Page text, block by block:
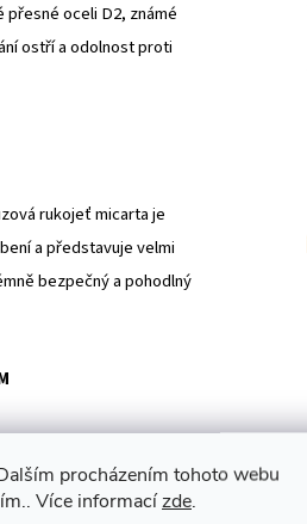
procházením tohoto webu
Více informacízde.
oceli D2, známé
ostří a odolnost proti
rukojeť micarta je
a představuje velmi
bezpečný a pohodlný
kuličkového ložiska se dá
nečistotám a zabraňuje